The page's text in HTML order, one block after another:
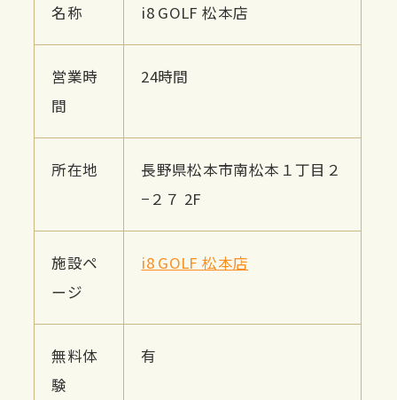
名称 i8 GOLF 松本店
営業時
間
24時間
所在地
長野県松本市南松本１丁目２
−２７ 2F
施設ペ
ージ
i8 GOLF 松本店
無料体
験
有